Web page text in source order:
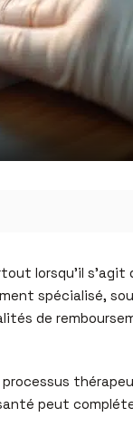
lorsqu’il s’agit
spécialisé,
de
processus
peut